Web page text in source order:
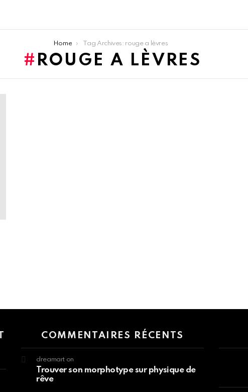
Home Tag Archives: rouge a lèvres
ROUGE A LÈVRES
COMMENTAIRES RÉCENTS
dreamart on
Trouver son morphotype sur physique de
rêve